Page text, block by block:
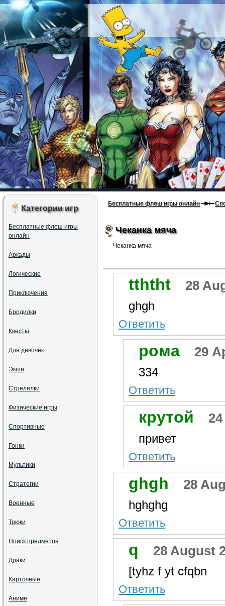
Бесплатные флеш игры онлайн
Чеканка мяча
Чеканка мяча
tththt 28
ghgh
Ответить
рома 29
334
Ответить
крутой
привет
Ответить
ghgh 28
hghghg
Ответить
q 28 August
[tyhz f yt cfqbn
Ответить
Категории игр
Бесплатные флеш игры
онлайн
Аркады
Логические
Приключения
Бродилки
Квесты
Для девочек
Экшн
Стрелялки
Физические игры
Спортивные
Гонки
Мультики
Стратегии
Военные
Трюки
Поиск предметов
Драки
Карточные
Аниме